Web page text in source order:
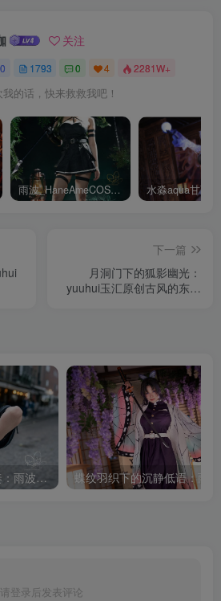
关注
0 1793 0 4 2281W+
我的话，快来救救我吧！
雨波_HaneAmeCOS：演绎尤贝尔的美丽与死亡的微笑
下一篇
月洞门下的狐影幽光：
yuuhui玉汇原创古风的东方
紫色光影下的都市变奏：雨波_HaneAme韩风小妈的街拍叙事
请登录后发表评论